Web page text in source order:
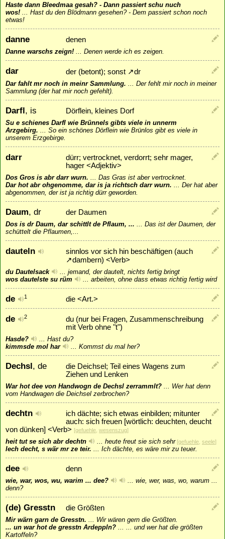
Haste dann Bleedmaa gesah? - Dann passiert schu nuch
wos!
Hast du den Blödmann gesehen? - Dem passiert schon noch
etwas!
danne denen
Danne warschs zeign! Denen werde ich es zeigen.
dar der (betont); sonst ↗dr
Dar fahlt mr noch in meinr Sammlung.
Der fehlt mir noch in meiner
Sammlung (der hat mir noch gefehlt).
Darfl, is Dörflein, kleines Dorf
Su e schienes Darfl wie Brünnels gibts viele in unnerm
Arzgebirg.
So ein schönes Dörflein wie Brünlos gibt es viele in
unserem Erzgebirge.
darr
dürr; vertrocknet, verdorrt; sehr mager,
hager <Adjektiv>
Dos Gros is abr darr wurn.
Das Gras ist aber vertrocknet.
Dar hot abr ohgenomme, dar is ja richtsch darr wurn.
Der hat aber
abgenommen, der ist ja richtig dürr geworden.
Daum, dr der Daumen
Dos is dr Daum, dar schittlt de Pflaum, ...
Das ist der Daumen, der
schüttelt die Pflaumen,...
dauteln
sinnlos vor sich hin beschäftigen (auch
↗dambern) <Verb>
du Dautelsack
jemand, der dautelt, nichts fertig bringt
wos dautelste su rüm
arbeiten, ohne dass etwas richtig fertig wird
de 1 die <Art.>
de 2
du (nur bei Fragen, Zusammenschreibung
mit Verb ohne "t")
Hasde?
Hast du?
kimmsde mol har
Kommst du mal her?
Dechsl, de
die Deichsel; Teil eines Wagens zum
Ziehen und Lenken
War hot dee von Handwogn de Dechsl zerrammlt?
Wer hat denn
vom Handwagen die Deichsel zerbrochen?
dechtn
ich dächte; sich etwas einbilden; mitunter
auch: sich freuen [wörtlich: deuchten, deucht
von dünken] <Verb> [gefuehle wesenszug]
heit tut se sich abr dechtn heute freut sie sich sehr[gefuehle seele]
Iech decht, s wär mr ze teir. Ich dächte, es wäre mir zu teuer.
dee denn
wie, war, wos, wu, warim ... dee?
wie, wer, was, wo, warum ...
denn?
(de) Gresstn die Größten
Mir wärn garn de Gresstn.
Wir wären gern die Größten.
... un war hot de gresstn Ardeppln?
... und wer hat die größten
Kartoffeln?